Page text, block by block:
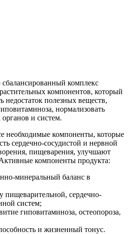
ком­плекс
компонентов, который
недостаток полезных веществ,
нормализовать
и систем.
необходимые компо­ненты, которые
сердечно-сосудистой и нервной
пищеварения, улучшают
компоненты продук­та:
минеральный баланс в
пищеварительной, сердечно-
систем;
гиповитаминоза, остеопороза,
и жизненный тонус.